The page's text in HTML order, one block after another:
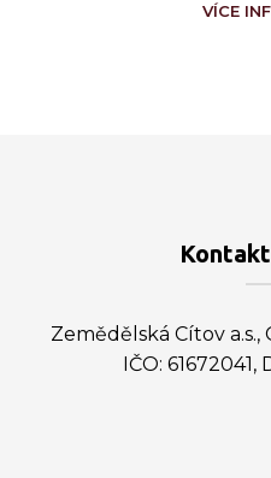
VÍCE
Zemědělská Cítov a.s.,
IČO: 61672041,